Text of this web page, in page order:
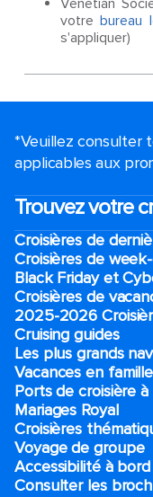
Venetian
votrebureau
s'appliquer)
*Veuillez consulter
applicables aux
Trouvez votre
Croisières de
Croisières de
Black Friday et
Croisières de
2025-2026
Cruising guides
Les plus grands
Vacances en famille
Ports de croisière
Mariages Royal
Croisières
Voyage de groupe​
Accessibilité à bord​
Consulter les